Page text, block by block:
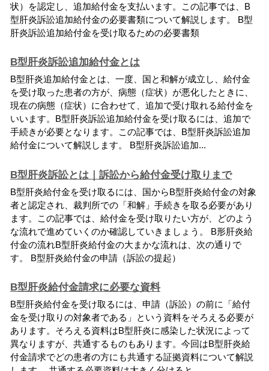
状） を認定 し 追加給付金を支払い ます。 こ の記事では
B
型肝炎訴訟追加給付金の必要書類について解説 し ます。 B型
肝炎訴訟追加給付金を受け取 るための必要書類
B型肝炎訴訟追加給付金とは
B型肝炎追加給付金と は 一度 国と和解が成立 し 給付金
を受け取 った患者の方が 病態 （症状） が悪化した と き に
現在の病態 （症状） に合わせて 追加で受け取れる給付金を
いい ます。 B型肝炎訴訟追加給付金を受け取 るには 追加で
手続き が必要と な り ます。 こ の記事では B型肝炎訴訟追加
給付金について解説 し ます。 B型肝炎訴訟追加...
B型肝炎訴訟とは｜訴訟から給付金受け取りまで
B型肝炎給付金を受け取 るには 国からB型肝炎給付金の対象
者と認定され 裁判 所での 「和解 」 手続き を取 る必要があ り
ます。 こ の記事では 給付金を受け取 り たい方が どのよ う
な流れで進めてい く のか確認していき ま し ょ う 。 B形肝炎給
付金の流れB型肝炎給付金の大まかな流れは 次の通 り で
す。 B型肝炎給付金の申請 （訴訟の提起）
B型肝炎給付金請求に必要な資料
B型肝炎給付金を受け取 るには 申請 （訴訟） の前に 「給付
金を受け取 りの対象者である 」 と いう 資料をそろ え る必要が
あ り ます。 そろ え る資料はB型肝炎に感染 した状況に よ って
異な り ますが 共通する ものもあ り ます。 今回はB型肝炎給
付金請求でどの患者の方に も共通する証拠資料について解説